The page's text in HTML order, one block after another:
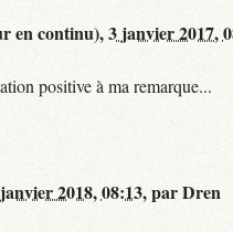
en continu),3 janvier 2017,
positive à ma remarque...
2018, 08:13,parDren